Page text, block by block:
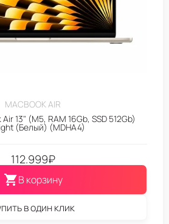
MACBOOK AIR
13" (M5, RAM 16Gb, SSD 512Gb)
(Белый) (MDHA4)
112.999₽
В корзину
в один клик